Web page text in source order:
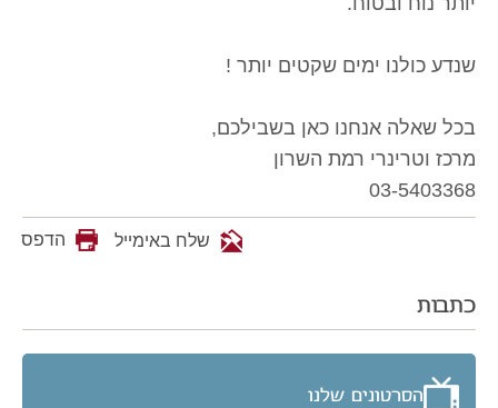
כתבות
הסרטונים שלנו
שנדע כולנו ימים שקטים יותר !
בכל שאלה אנחנו כאן בשבילכם,
מרכז וטרינרי רמת השרון
03-5403368
שלח באימייל הדפס